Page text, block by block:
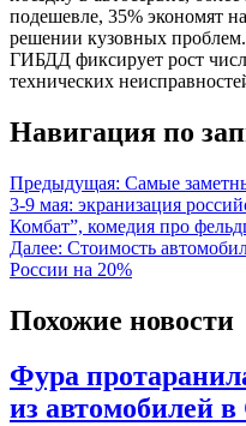
подешевле, 35% экономят
решении кузовных
ГИБДД фиксирует рост
технических
Навигация по
Предыдущая: Самые
3-9 мая: экранизация
Комбат”, комедия про
Далее: Стоимость
России на 20%
Похожие новости
Фура
из автомобилей